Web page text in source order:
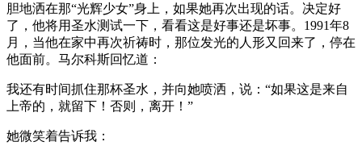
胆地洒在那“光辉少女”身上，如果她再次出现的话。决定好
了，他将用圣水测试一下，看看这是好事还是坏事。1991年8
月，当他在家中再次祈祷时，那位发光的人形又回来了，停在
他面前。马尔科斯回忆道：
我还有时间抓住那杯圣水，并向她喷洒，说：“如果这是来自
上帝的，就留下！否则，离开！”
她微笑着告诉我：